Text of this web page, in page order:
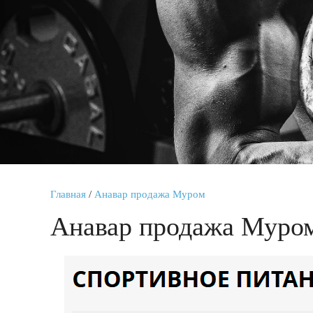
Главная / Анавар продажа Муром
Анавар продажа